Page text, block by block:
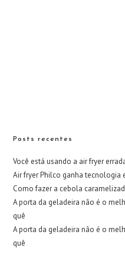
Posts recentes
Você está usando a air fryer
Air fryer Philco ganha tecnologia
Como fazer a cebola
A porta da geladeira não é o
quê
A porta da geladeira não é o
quê